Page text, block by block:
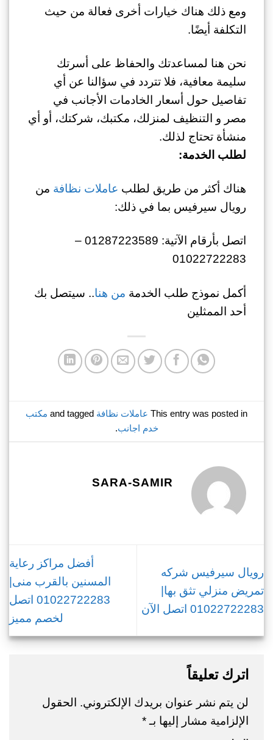
ومع ذلك هناك خيارات أخرى فعالة من حيث
التكلفة أيضًا.
نحن هنا لمساعدتك والحفاظ على أسرتك
سليمة معافية، فلا تتردد في سؤالنا عن أي
تفاصيل حول أسعار الخادمات الأجانب في
مصر و التنظيف لمنزلك، مكتبك، شركتك، أو أي
منشأة تحتاج لذلك.
لطلب الخدمة:
هناك أكثر من طريق لطلب عاملات نظافة من
رويال سيرفيس بما في ذلك:
اتصل بأرقام الآتية: 01287223589 –
01022722283
أكمل نموذج طلب الخدمة من هنا.. سيتصل بك
أحد الممثلين
This entry was posted in عاملات نظافة
مكتب
خدم اجانب.
SARA-SAMIR
رويال سيرفيس شركه
تمريض منزلي تثق بها|
01022722283 اتصل الآن
أفضل مراكز رعاية
المسنين بالقرب منى|
01022722283 اتصل
لخصم مميز
اترك تعليقاً
لن يتم نشر عنوان بريدك الإلكتروني. الحقول
الإلزامية مشار إليها بـ*